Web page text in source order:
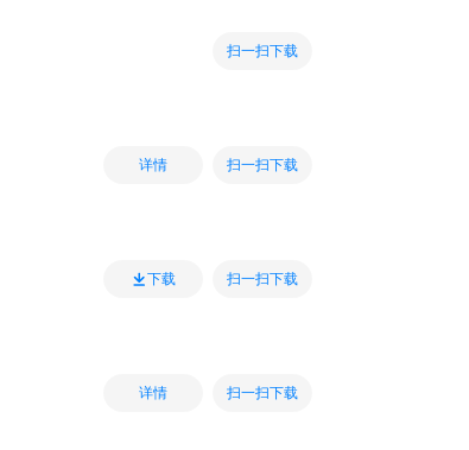
扫一扫下载
详情 扫一扫下载
下载 扫一扫下载
详情 扫一扫下载